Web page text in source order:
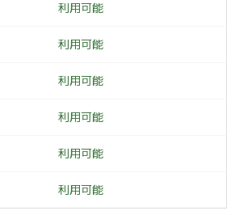
利用可能
利用可能
利用可能
利用可能
利用可能
利用可能